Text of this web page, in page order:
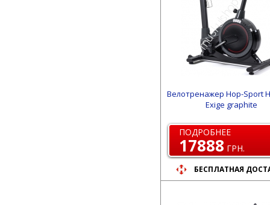
Велотренажер Hop-Sport
Exige graphite
ПОДРОБНЕЕ
17888 ГРН.
БЕСПЛАТНАЯ